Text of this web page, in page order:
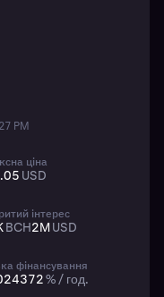
PM
ціна
USD
інтерес
BCH2MUSD
фінансування
% / год.